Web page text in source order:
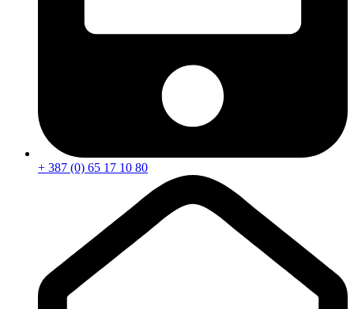
+ 387 (0) 65 17 10 80